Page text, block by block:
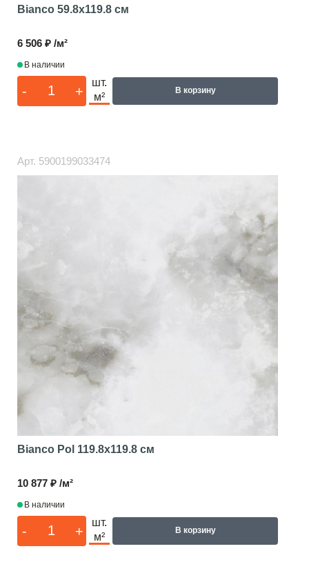
Bianco 59.8x119.8 см
6 506 ₽ /м²
В наличии
- +
шт.
м²
В корзину
Арт. 5900199033474
Bianco Pol 119.8x119.8 см
10 877 ₽ /м²
В наличии
- +
шт.
м²
В корзину